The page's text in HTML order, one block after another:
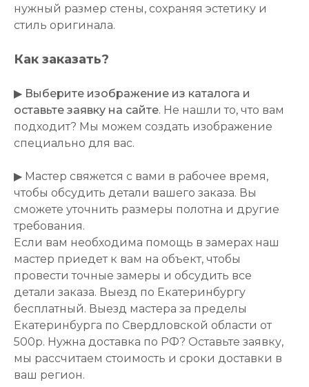
нужный размер стены, сохраняя эстетику и
стиль оригинала.
Как заказать?
▶ Выберите изображение из каталога и
оставьте заявку на сайте. Не нашли то, что вам
подходит? Мы можем создать изображение
специально для вас.
▶ Мастер свяжется с вами в рабочее время,
чтобы обсудить детали вашего заказа. Вы
сможете уточнить размеры полотна и другие
требования.
Если вам необходима помощь в замерах наш
мастер приедет к вам на объект, чтобы
провести точные замеры и обсудить все
детали заказа. Выезд по Екатеринбургу
бесплатный. Выезд мастера за пределы
Екатеринбурга по Свердловской области от
500р. Нужна доставка по РФ? Оставьте заявку,
мы рассчитаем стоимость и сроки доставки в
ваш регион.